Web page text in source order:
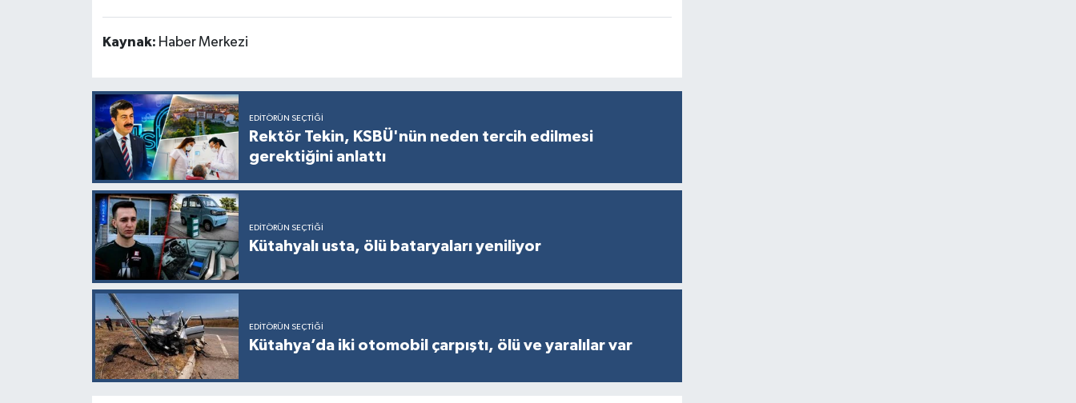
Kaynak: Haber Merkezi
EDITÖRÜN SEÇTIĞI
Rektör Tekin, KSBÜ'nün neden tercih edilmesi
gerektiğini anlattı
EDITÖRÜN SEÇTIĞI
Kütahyalı usta, ölü bataryaları yeniliyor
EDITÖRÜN SEÇTIĞI
Kütahya’da iki otomobil çarpıştı, ölü ve yaralılar var